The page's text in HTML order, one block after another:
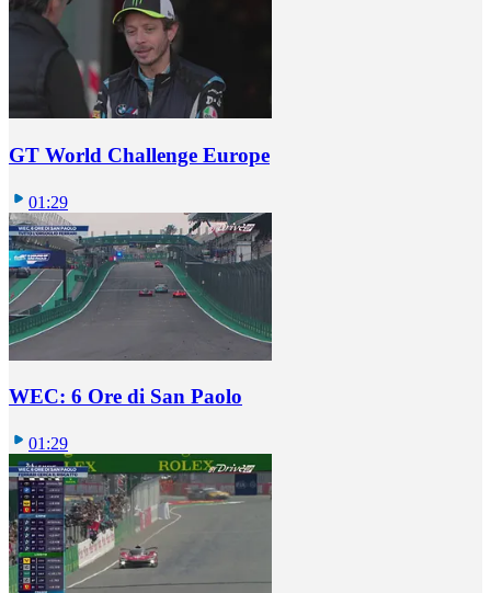
GT World Challenge Europe
01:29
WEC: 6 Ore di San Paolo
01:29